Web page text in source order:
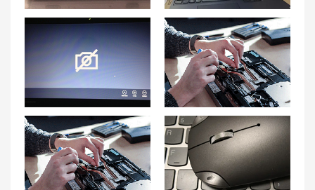
联想YOGA Book电池无法充电的解决方法 联想拯救者y7000p突然变得特别卡怎么办 联想拯救者y7000为什么这么卡
联想笔记本摄像头打开了没有画面怎么办 联想笔记本摄像头驱动安装步骤 合肥联想笔记本售后维修点地址查询-合肥联想Lenovo售后网点